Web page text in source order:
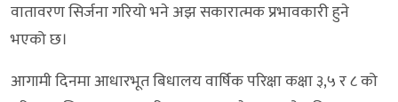
वातावरण सिर्जना गरियो भने अझ सकारात्मक प्रभावकारी हुने
भएको छ।
आगामी दिनमा आधारभूत बिधालय वार्षिक परिक्षा कक्षा ३,५ र ८ को